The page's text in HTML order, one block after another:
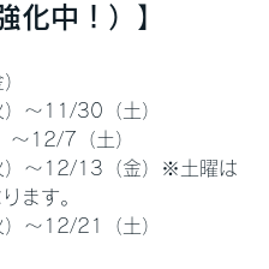
化中！）】
〜11/30（土）
〜12/7（土）
〜12/13（金）※土曜は
ます。
〜12/21（土）